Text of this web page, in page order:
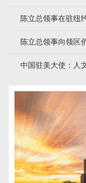
陈立总领事在驻纽
陈立总领事向领区
中国驻美大使：人